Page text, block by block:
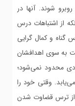
شوند. آنها در
از اشتباهات درس
گناه و کمال گرایی
به سوی اهدافشان
محدود نمی‌شود؛
وقتی خود را
از ترس قضاوت شدن